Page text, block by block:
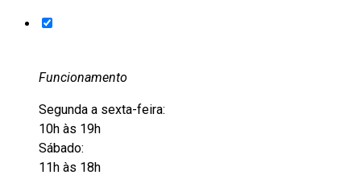
Funcionamento
Segunda a sexta-feira:
10h às 19h
Sábado:
11h às 18h